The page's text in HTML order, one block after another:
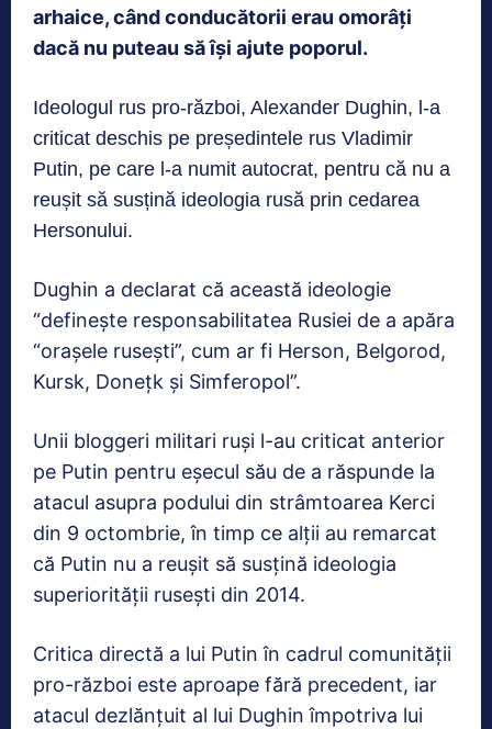
arhaice, când conducătorii erau omorâți
dacă nu puteau să își ajute poporul.
Ideologul rus pro-război, Alexander Dughin, l-a
criticat deschis pe președintele rus Vladimir
Putin, pe care l-a numit autocrat, pentru că nu a
reușit să susțină ideologia rusă prin cedarea
Hersonului.
Dughin a declarat că această ideologie
“definește responsabilitatea Rusiei de a apăra
“orașele rusești”, cum ar fi Herson, Belgorod,
Kursk, Donețk și Simferopol”.
Unii bloggeri militari ruși l-au criticat anterior
pe Putin pentru eșecul său de a răspunde la
atacul asupra podului din strâmtoarea Kerci
din 9 octombrie, în timp ce alții au remarcat
că Putin nu a reușit să susțină ideologia
superiorității rusești din 2014.
Critica directă a lui Putin în cadrul comunității
pro-război este aproape fără precedent, iar
atacul dezlănțuit al lui Dughin împotriva lui